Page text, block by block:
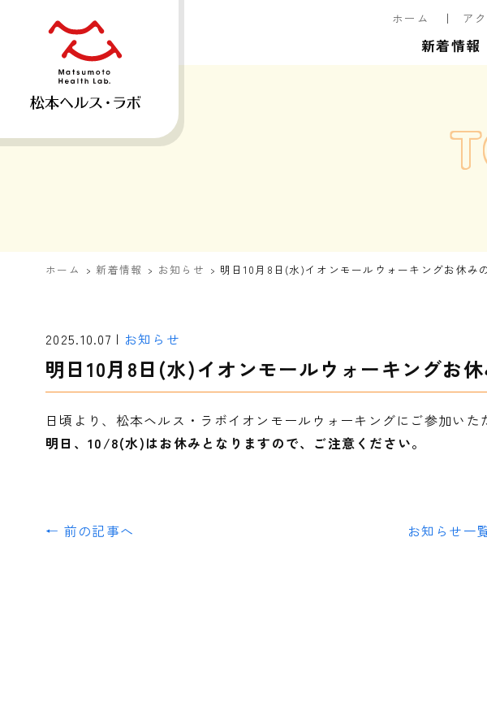
ホーム ア
新着情報
ホーム 新着情報 お知らせ 明日10月8日(水)イオンモールウォーキングお休み
2025.10.07 | お知らせ
明日10月8日(水)イオンモールウォーキングお
日頃より、松本ヘルス・ラボイオンモールウォーキングにご参加いた
明日、10/8(水)はお休みとなりますので、ご注意ください。
← 前の記事へ お知らせ一